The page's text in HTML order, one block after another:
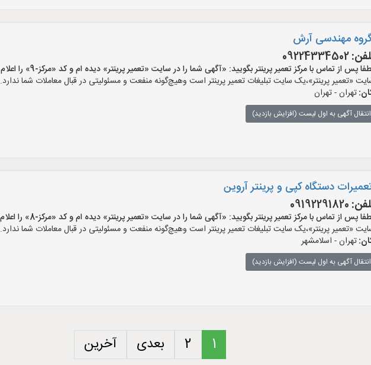
مهندسی آرش
09224334502
پس از تماس با مرکز تعمیر پرینتر بگویید: «آگهی شما را در سایت «تعمیر پرینتر» دیده ام و کد «مرکز-9» را اعلام کنید»
«تعمیر پرینتر»،یک سایت تبلیغات تعمیر پرینتر است وهیچ‌گونه منفعت و مسئولیتی در قبال معاملات شما ندارد.
تهران - تهران
انتقال آگهی به اول لیست (افزایش بازدید)
دستگاه کپی و پرینتر آروین
09192291820
پس از تماس با مرکز تعمیر پرینتر بگویید: «آگهی شما را در سایت «تعمیر پرینتر» دیده ام و کد «مرکز-8» را اعلام کنید»
«تعمیر پرینتر»،یک سایت تبلیغات تعمیر پرینتر است وهیچ‌گونه منفعت و مسئولیتی در قبال معاملات شما ندارد.
تهران - اسلامشهر
انتقال آگهی به اول لیست (افزایش بازدید)
1
2 بعدی آخرین